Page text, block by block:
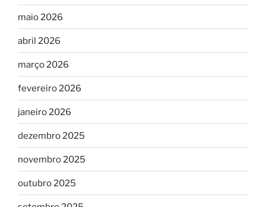
maio 2026
abril 2026
março 2026
fevereiro 2026
janeiro 2026
dezembro 2025
novembro 2025
outubro 2025